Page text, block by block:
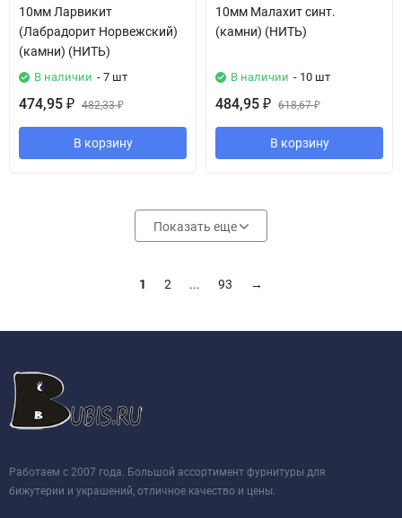
10мм Ларвикит
(Лабрадорит Норвежский)
(камни) (НИТЬ)
В наличии - 7 шт
474,95 ₽ 482,33₽
В корзину
10мм Малахит синт.
(камни) (НИТЬ)
В наличии - 10 шт
484,95 ₽ 618,67₽
В корзину
Показать еще
1 2 ... 93 →
Работаем с 2007 года. Большой ассортимент фурнитуры для
бижутерии и украшений, отличное качество и цены.